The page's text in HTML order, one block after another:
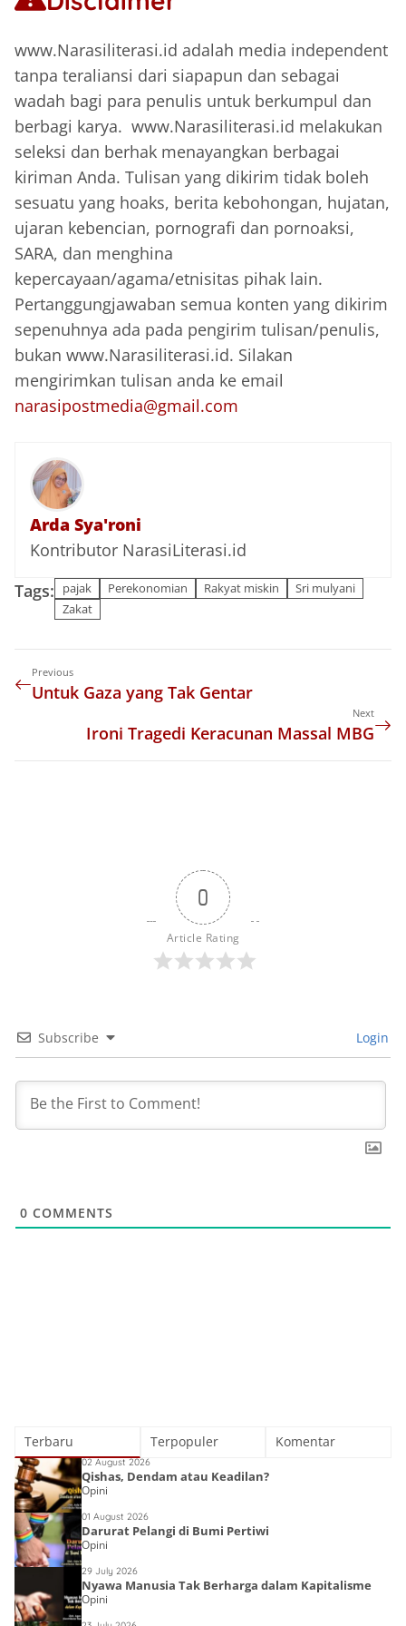
www.Narasiliterasi.id adalah media independent
tanpa teraliansi dari siapapun dan sebagai
wadah bagi para penulis untuk berkumpul dan
berbagi karya. www.Narasiliterasi.id melakukan
seleksi dan berhak menayangkan berbagai
kiriman Anda. Tulisan yang dikirim tidak boleh
sesuatu yang hoaks, berita kebohongan, hujatan,
ujaran kebencian, pornografi dan pornoaksi,
SARA, dan menghina
kepercayaan/agama/etnisitas pihak lain.
Pertanggungjawaban semua konten yang dikirim
sepenuhnya ada pada pengirim tulisan/penulis,
bukan www.Narasiliterasi.id. Silakan
mengirimkan tulisan anda ke email
narasipostmedia@gmail.com
Arda Sya'roni
Kontributor NarasiLiterasi.id
Tags:
pajak Perekonomian Rakyat miskin
Sri mulyani
Zakat
Previous
Untuk Gaza yang Tak Gentar
Next
Ironi Tragedi Keracunan Massal MBG
0
Article Rating
Subscribe Login
0 COMMENTS
Terbaru Terpopuler Komentar
02 August 2026
Qishas, Dendam atau Keadilan?
Opini
01 August 2026
Darurat Pelangi di Bumi Pertiwi
Opini
29 July 2026
Nyawa Manusia Tak Berharga dalam Kapitalisme
Opini